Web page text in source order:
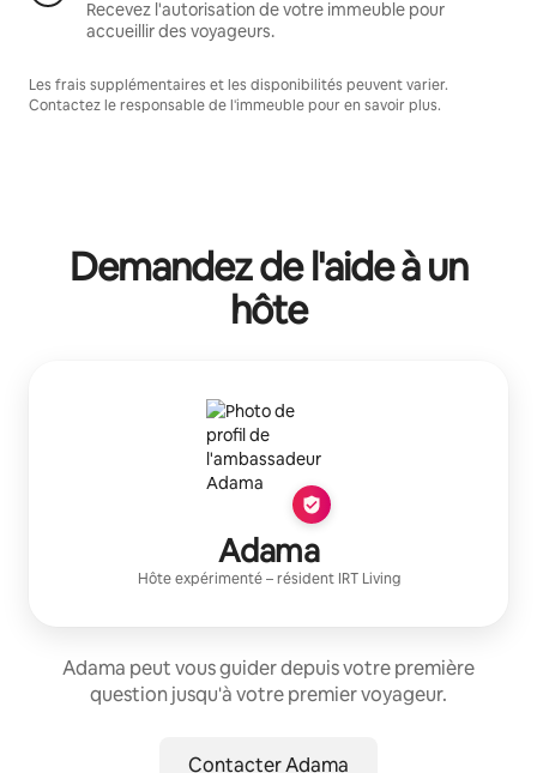
Recevez l'autorisation de votre immeuble pour
accueillir des voyageurs.
Les frais supplémentaires et les disponibilités peuvent varier.
Contactez le responsable de l'immeuble pour en savoir plus.
Demandez de l'aide à un
hôte
Adama
Hôte expérimenté– résident IRT Living
Adama peut vous guider depuis votre première
question jusqu'à votre premier voyageur.
Contacter Adama